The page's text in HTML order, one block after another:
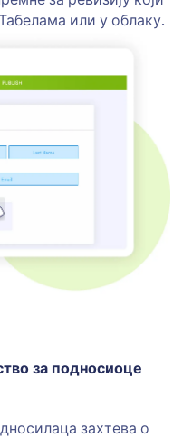
или у облаку.
за подносиоце
захтева о